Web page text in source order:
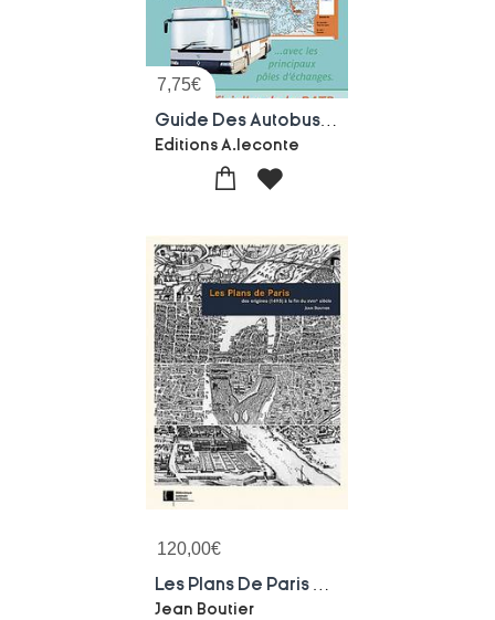
7,75€
Editions A.leconte
120,00€
Jean Boutier